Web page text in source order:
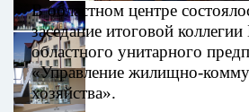
В областном центре
заседание итоговой коллегии
областного унитарного
«Управление жилищно-
хозяйства».